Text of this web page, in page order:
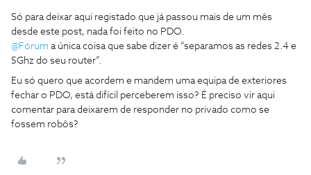
Só para deixar aqui registado que já passou mais de um mês
desde este post, nada foi feito no PDO.
@Fórum a única coisa que sabe dizer é “separamos as redes 2.4 e
5Ghz do seu router”.
Eu só quero que acordem e mandem uma equipa de exteriores
fechar o PDO, está difícil perceberem isso? É preciso vir aqui
comentar para deixarem de responder no privado como se
fossem robôs?